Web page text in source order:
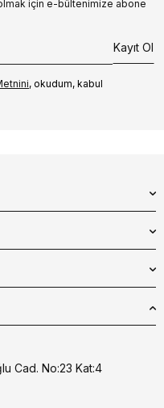
için e-bültenimize abone
Kayıt Ol
, okudum, kabul
Cad. No:23 Kat:4